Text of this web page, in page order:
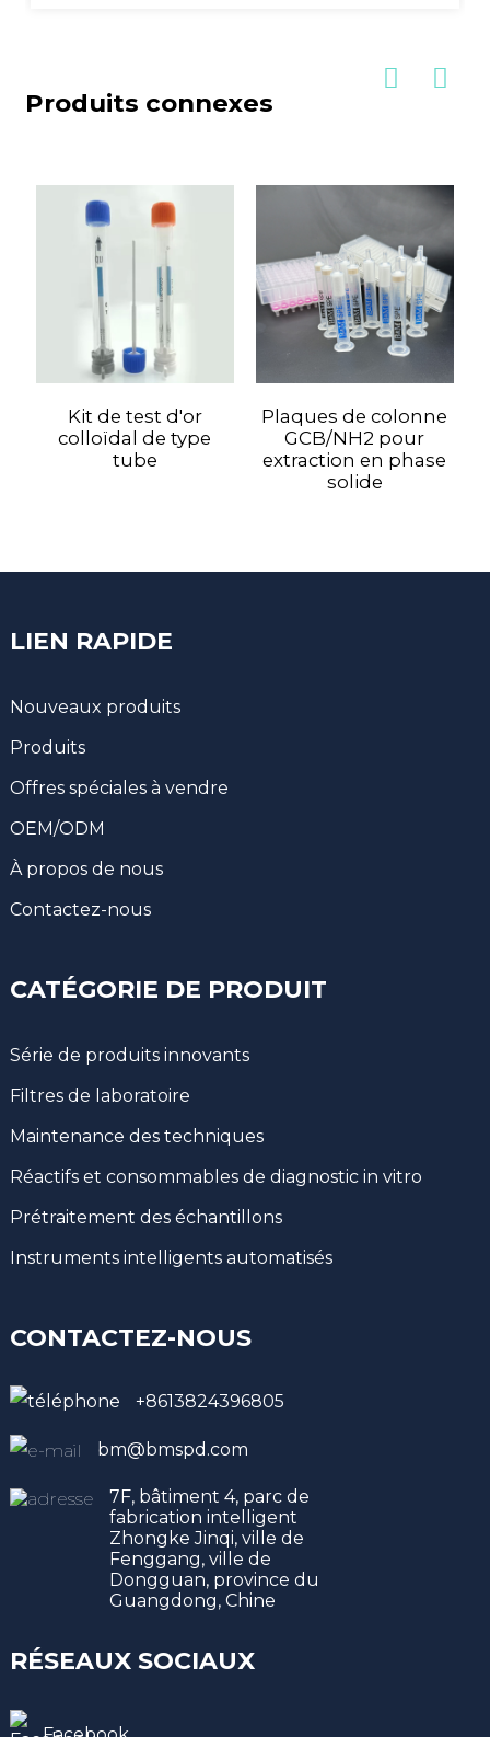
Produits connexes
Kit de test d'or
colloïdal de type
tube
Plaques de colonne
GCB/NH2 pour
extraction en phase
solide
LIEN RAPIDE
Nouveaux produits
Produits
Offres spéciales à vendre
OEM/ODM
À propos de nous
Contactez-nous
CATÉGORIE DE PRODUIT
Série de produits innovants
Filtres de laboratoire
Maintenance des techniques
Réactifs et consommables de diagnostic in vitro
Prétraitement des échantillons
Instruments intelligents automatisés
CONTACTEZ-NOUS
+8613824396805
bm@bmspd.com
7F, bâtiment 4, parc de
fabrication intelligent
Zhongke Jinqi, ville de
Fenggang, ville de
Dongguan, province du
Guangdong, Chine
RÉSEAUX SOCIAUX